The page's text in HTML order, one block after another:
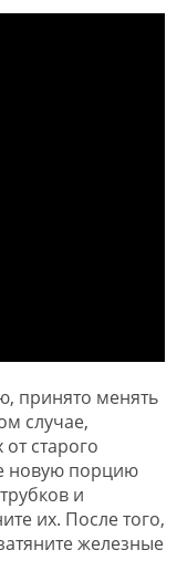
принято менять
случае,
старого
новую порцию
и
их. После того,
железные